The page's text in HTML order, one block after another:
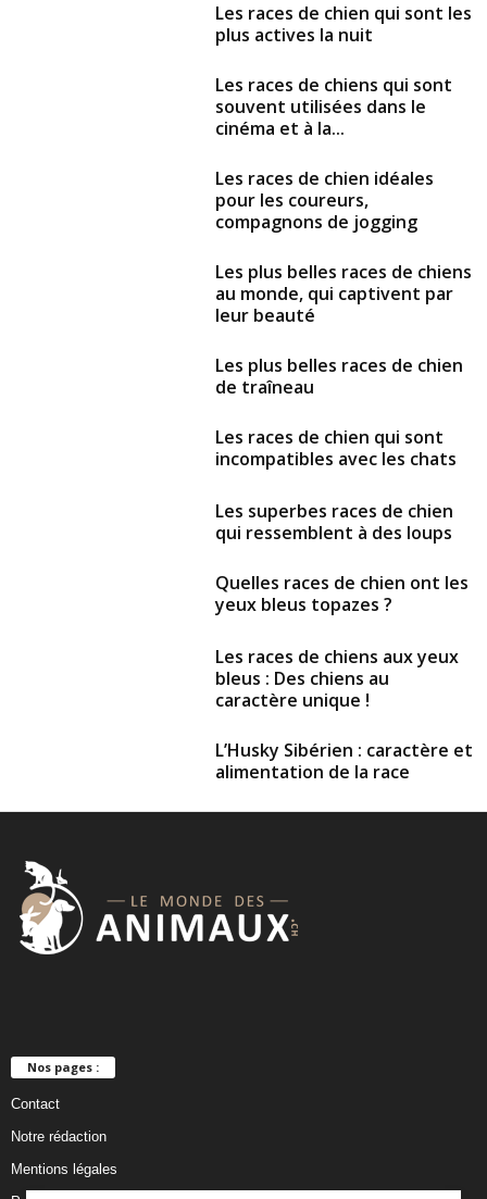
Les races de chien qui sont les
plus actives la nuit
Les races de chiens qui sont
souvent utilisées dans le
cinéma et à la...
Les races de chien idéales
pour les coureurs,
compagnons de jogging
Les plus belles races de chiens
au monde, qui captivent par
leur beauté
Les plus belles races de chien
de traîneau
Les races de chien qui sont
incompatibles avec les chats
Les superbes races de chien
qui ressemblent à des loups
Quelles races de chien ont les
yeux bleus topazes ?
Les races de chiens aux yeux
bleus : Des chiens au
caractère unique !
L’Husky Sibérien : caractère et
alimentation de la race
Nos pages :
Contact
Notre rédaction
Mentions légales